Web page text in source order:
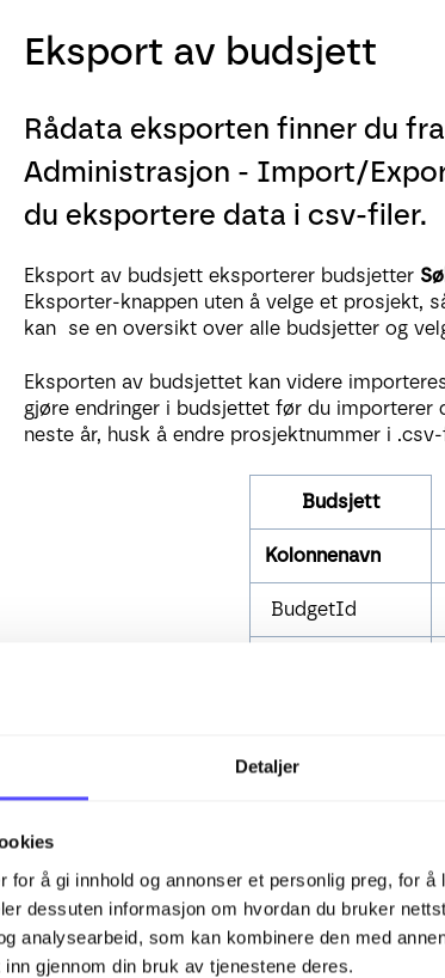
Detaljer
for å gi innhold og annonser et personlig preg, for
dessuten informasjon om hvordan du bruker
analysearbeid, som kan kombinere den med
gjennom din bruk av tjenestene deres.
Eksport av budsjett
Rådata eksporten finner du
Administrasjon - Import/
du eksportere data i csv-filer.
Eksport av budsjett eksporterer budsjetter
Eksporter-knappen uten å velge et prosjekt,
kan se en oversikt over alle budsjetter og
Eksporten av budsjettet kan videre
gjøre endringer i budsjettet før du
neste år, husk å endre prosjektnummer i
Budsjett
Kolonnenavn
BudgetId
ProjectId
AccountName
January